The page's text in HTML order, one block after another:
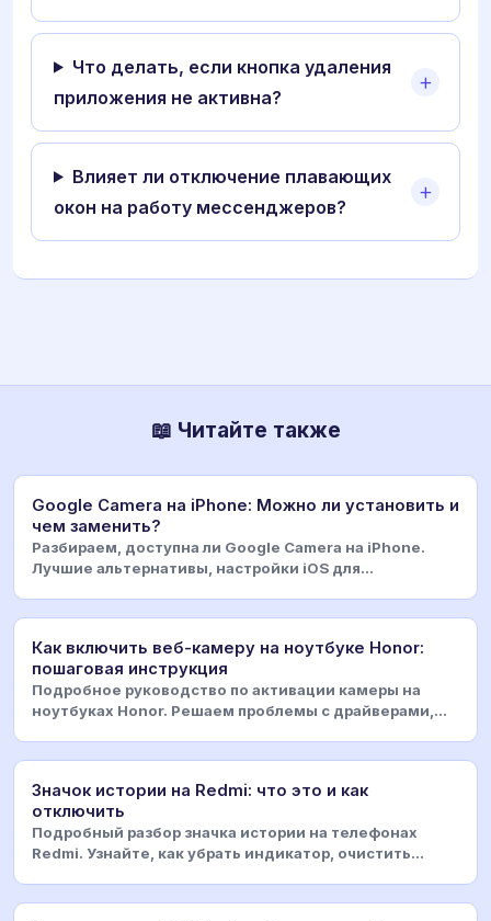
Что делать, если кнопка удаления
приложения не активна?
Влияет ли отключение плавающих
окон на работу мессенджеров?
📖 Читайте также
Google Camera на iPhone: Можно ли установить и
чем заменить?
Разбираем, доступна ли Google Camera на iPhone.
Лучшие альтернативы, настройки iOS для
Как включить веб-камеру на ноутбуке Honor:
пошаговая инструкция
Подробное руководство по активации камеры на
ноутбуках Honor. Решаем проблемы с драйверами,
Значок истории на Redmi: что это и как
отключить
Подробный разбор значка истории на телефонах
Redmi. Узнайте, как убрать индикатор, очистить